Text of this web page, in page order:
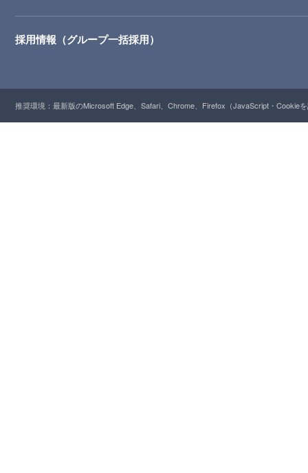
採用情報（グループ一括採用）
推奨環境：最新版のMicrosoft Edge、Safari、Chrome、Firefox（JavaScript・Cookie